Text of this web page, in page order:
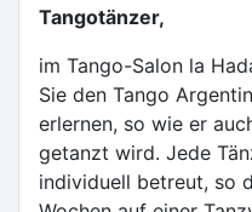
Tangotänzer,
im Tango-Salon la
Sie den Tango
erlernen, so wie er
getanzt wird. Jede
individuell betreut, so